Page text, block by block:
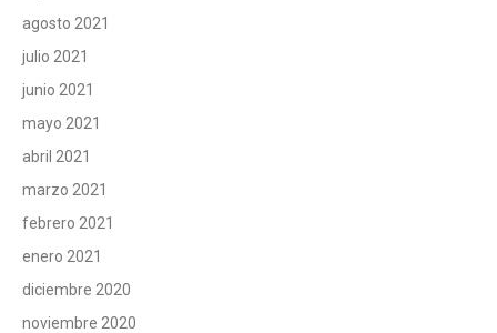
agosto 2021
julio 2021
junio 2021
mayo 2021
abril 2021
marzo 2021
febrero 2021
enero 2021
diciembre 2020
noviembre 2020